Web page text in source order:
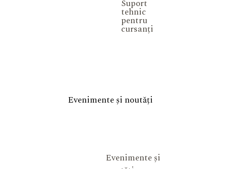
Suport
tehnic
pentru
cursanți
Evenimente și noutăți
Evenimente și